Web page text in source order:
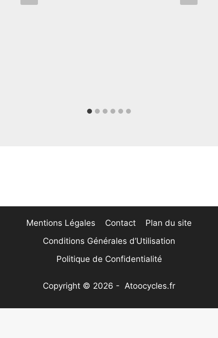
Mentions Légales Contact
Plan du site
Conditions Générales d’Utilisation
Politique de Confidentialité
Copyright © 2026 - Atoocycles.fr